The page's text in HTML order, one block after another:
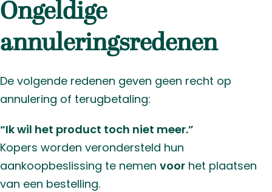
Ongeldige
annuleringsredenen
De volgende redenen geven geen recht op
annulering of terugbetaling:
“Ik wil het product toch niet meer.”
Kopers worden verondersteld hun
aankoopbeslissing te nemen voor het plaatsen
van een bestelling.